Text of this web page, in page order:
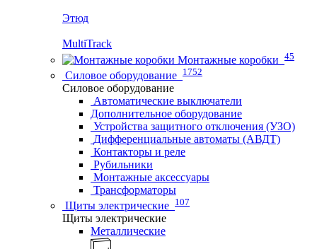
Этюд
MultiTrack
Монтажные коробки 45
Силовое оборудование 1752
Силовое оборудование
Автоматические выключатели
Дополнительное оборудование
Устройства защитного отключения (УЗО)
Дифференциальные автоматы (АВДТ)
Контакторы и реле
Рубильники
Монтажные аксессуары
Трансформаторы
Щиты электрические 107
Щиты электрические
Металлические